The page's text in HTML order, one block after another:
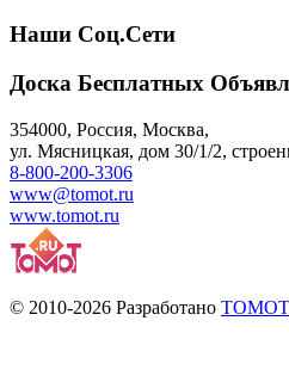
Наши Соц.Сети
Доска Бесплатных
354000, Россия, Москва,
ул. Мясницкая, дом 30/1/2,
8-800-200-3306
www@tomot.ru
www.tomot.ru
© 2010-2026 Разработано TOMOT